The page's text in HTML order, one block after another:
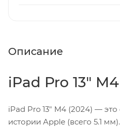
Описание
iPad Pro 13"
iPad Pro 13" M4 (2024) —
истории Apple (всего 5.1